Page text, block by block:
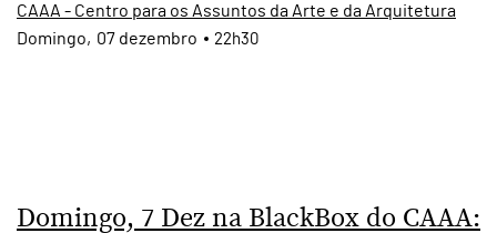
CAAA - Centro para os Assuntos da Arte e da Arquitetura
07 dezembro
Domingo 22h30
Domingo, 7 Dez na BlackBox do CAAA: